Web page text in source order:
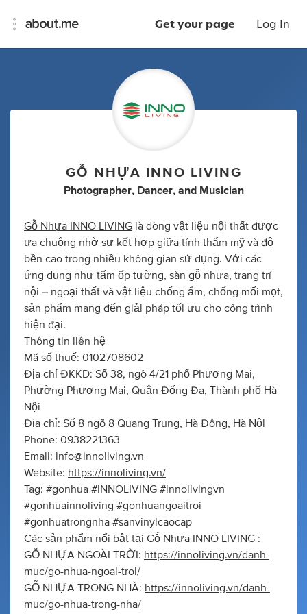
Get your page Log In
GỖ NHỰA INNO LIVING
Photographer, Dancer, and Musician
Gỗ Nhựa INNO LIVING là dòng vật liệu nội thất được
ưa chuộng nhờ sự kết hợp giữa tính thẩm mỹ và độ
bền cao trong nhiều không gian sử dụng. Với các
ứng dụng như tấm ốp tường, sàn gỗ nhựa, trang trí
nội – ngoại thất và vật liệu chống ẩm, chống mối mọt,
sản phẩm mang đến giải pháp tối ưu cho công trình
hiện đại.
Thông tin liên hệ
Mã số thuế: 0102708602
Địa chỉ ĐKKD: Số 38, ngõ 4/21 phố Phương Mai,
Phường Phương Mai, Quận Đống Đa, Thành phố Hà
Nội
Địa chỉ: Số 8 ngõ 8 Quang Trung, Hà Đông, Hà Nội
Phone: 0938221363
Email: info@innoliving.vn
Website: https://innoliving.vn/
Tag: #gonhua #INNOLIVING #innolivingvn
#gonhuainnoliving #gonhuangoaitroi
#gonhuatrongnha #sanvinylcaocap
Các sản phẩm nổi bật tại Gỗ Nhựa INNO LIVING :
GỖ NHỰA NGOÀI TRỜI: https://innoliving.vn/danh-
muc/go-nhua-ngoai-troi/
GỖ NHỰA TRONG NHÀ: https://innoliving.vn/danh-
muc/go-nhua-trong-nha/